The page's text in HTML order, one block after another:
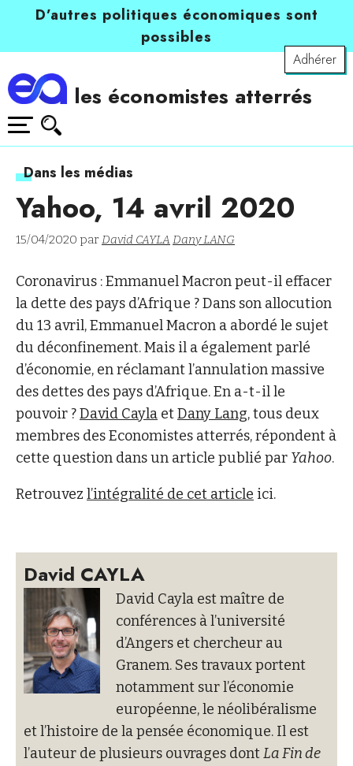
D’autres politiques économiques sont
possibles
Adhérer
les économistes atterrés
Dans les médias
Yahoo, 14 avril 2020
15/04/2020 parDavid CAYLADany LANG
Coronavirus : Emmanuel Macron peut-il effacer
la dette des pays d’Afrique ? Dans son allocution
du 13 avril, Emmanuel Macron a abordé le sujet
du déconfinement. Mais il a également parlé
d’économie, en réclamant l’annulation massive
des dettes des pays d’Afrique. En a-t-il le
pouvoir ?David Cayla etDany Lang, tous deux
membres des Economistes atterrés, répondent à
cette question dans un article publié par Yahoo.
Retrouvez l’intégralité de cet article ici.
David CAYLA
David Cayla est maître de
conférences à l’université
d’Angers et chercheur au
Granem. Ses travaux portent
notamment sur l’économie
européenne, le néolibéralisme
et l’histoire de la pensée économique. Il est
l’auteur de plusieurs ouvrages dontLa Fin de